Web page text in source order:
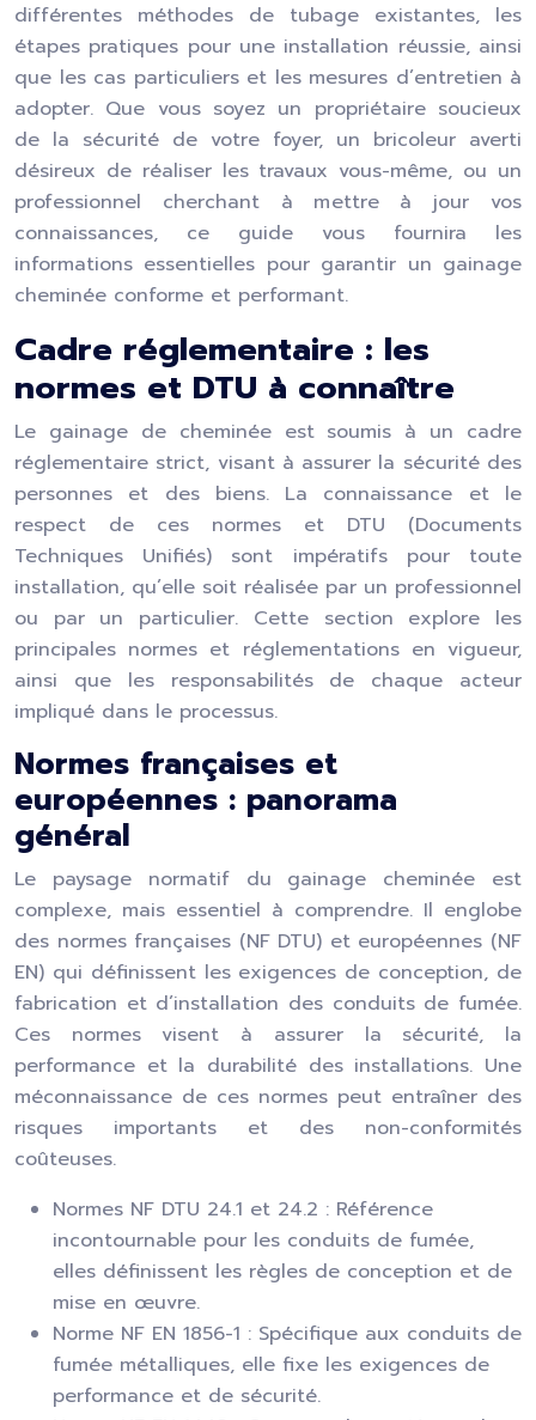
différentes méthodes de tubage existantes, les
étapes pratiques pour une installation réussie, ainsi
que les cas particuliers et les mesures d’entretien à
adopter. Que vous soyez un propriétaire soucieux
de la sécurité de votre foyer, un bricoleur averti
désireux de réaliser les travaux vous-même, ou un
professionnel cherchant à mettre à jour vos
connaissances, ce guide vous fournira les
informations essentielles pour garantir un gainage
cheminée conforme et performant.
Cadre réglementaire : les
normes et DTU à connaître
Le gainage de cheminée est soumis à un cadre
réglementaire strict, visant à assurer la sécurité des
personnes et des biens. La connaissance et le
respect de ces normes et DTU (Documents
Techniques Unifiés) sont impératifs pour toute
installation, qu’elle soit réalisée par un professionnel
ou par un particulier. Cette section explore les
principales normes et réglementations en vigueur,
ainsi que les responsabilités de chaque acteur
impliqué dans le processus.
Normes françaises et
européennes : panorama
général
Le paysage normatif du gainage cheminée est
complexe, mais essentiel à comprendre. Il englobe
des normes françaises (NF DTU) et européennes (NF
EN) qui définissent les exigences de conception, de
fabrication et d’installation des conduits de fumée.
Ces normes visent à assurer la sécurité, la
performance et la durabilité des installations. Une
méconnaissance de ces normes peut entraîner des
risques importants et des non-conformités
coûteuses.
Normes NF DTU 24.1 et 24.2 : Référence
incontournable pour les conduits de fumée,
elles définissent les règles de conception et de
mise en œuvre.
Norme NF EN 1856-1 : Spécifique aux conduits de
fumée métalliques, elle fixe les exigences de
performance et de sécurité.